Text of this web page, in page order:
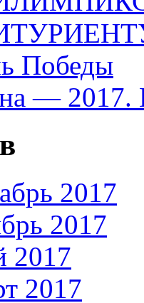
Победы
— 2017.
2017
2017
2017
2017